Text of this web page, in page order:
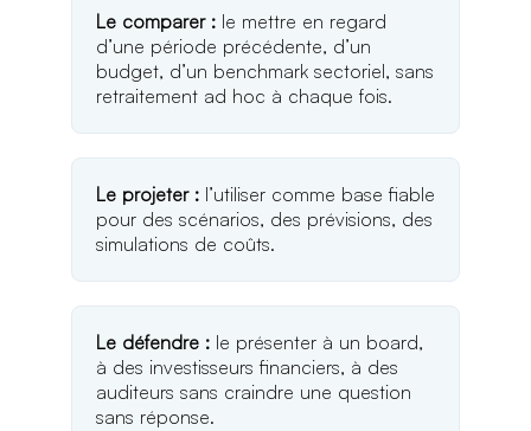
Le comparer :le mettre en regard
d’une période précédente, d’un
budget, d’un benchmark sectoriel, sans
retraitement ad hoc à chaque fois.
Le projeter :l’utiliser comme base fiable
pour des scénarios, des prévisions, des
simulations de coûts.
Le défendre : le présenter à un board,
à des investisseurs financiers, à des
auditeurs sans craindre une question
sans réponse.